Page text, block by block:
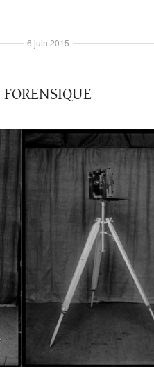
FORENSIQUE
6 juin 2015